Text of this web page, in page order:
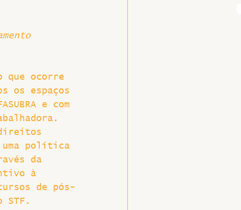
Divulgações
que ocorre
os espaços
e com
uma política
da
à
de pós-
STF.